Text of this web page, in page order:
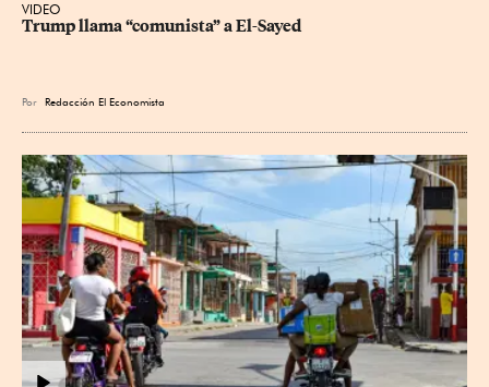
VIDEO
Trump llama “comunista” a El-Sayed
Por Redacción El Economista